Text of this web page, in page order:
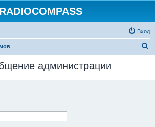
RADIOCOMPASS
Вход
администрации